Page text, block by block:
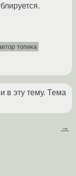
топика
в эту тему. Тема
→